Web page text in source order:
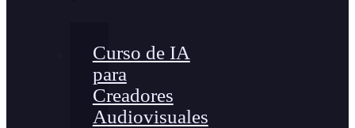
Curso de IA
para
Creadores
Audiovisuales